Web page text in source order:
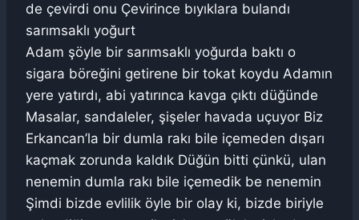
de çevirdi onu Çevirince bıyıklara bulandı
sarımsaklı yoğurt
Adam şöyle bir sarımsaklı yoğurda baktı o
sigara böreğini getirene bir tokat koydu Adamın
yere yatırdı, abi yatırınca kavga çıktı düğünde
Masalar, sandaleler, şişeler havada uçuyor Biz
Erkancan’la bir dumla rakı bile içemeden dışarı
kaçmak zorunda kaldık Düğün bitti çünkü, ulan
nenemin dumla rakı bile içemedik be nenemin
Şimdi bizde evlilik öyle bir olay ki, bizde biriyle